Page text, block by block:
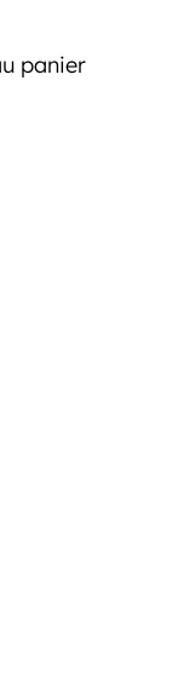
panier